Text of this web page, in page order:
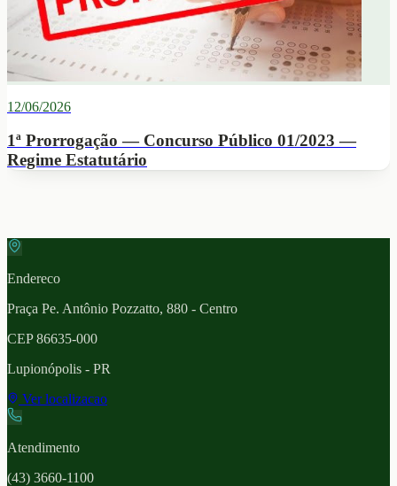
12/06/2026
1ª Prorrogação — Concurso Público 01/2023 —
Regime Estatutário
Endereco
Praça Pe. Antônio Pozzatto, 880 - Centro
CEP86635-000
Lupionópolis - PR
Ver localizacao
Atendimento
(43) 3660-1100